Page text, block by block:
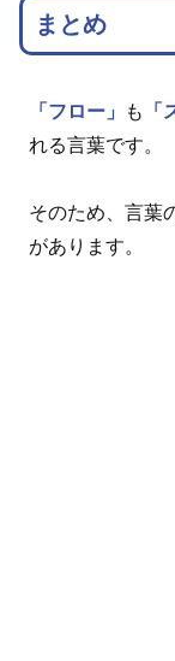
まとめ
「フロー」 も 「
れる言葉です。
そのため、言葉
があります。